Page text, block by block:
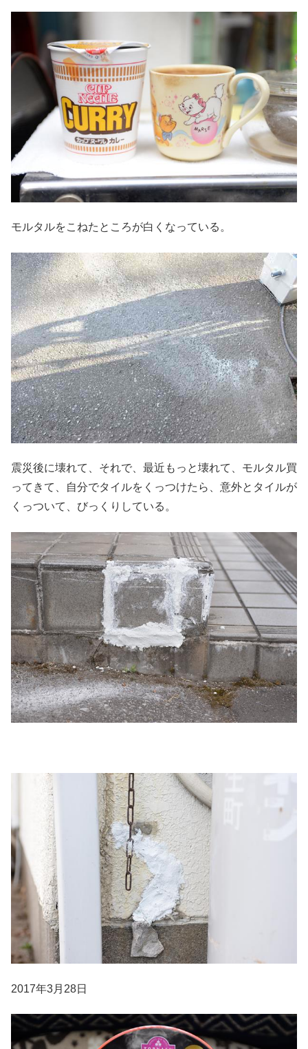
モルタルをこねたところが白くなっている。
震災後に壊れて、それで、最近もっと壊れて、モルタル買
ってきて、自分でタイルをくっつけたら、意外とタイルが
くっついて、びっくりしている。
2017年3月28日